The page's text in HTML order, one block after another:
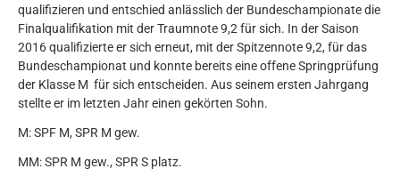
qualifizieren und entschied anlässlich der Bundeschampionate die
Finalqualifikation mit der Traumnote 9,2 für sich. In der Saison
2016 qualifizierte er sich erneut, mit der Spitzennote 9,2, für das
Bundeschampionat und konnte bereits eine offene Springprüfung
der Klasse M für sich entscheiden. Aus seinem ersten Jahrgang
stellte er im letzten Jahr einen gekörten Sohn.
M: SPF M, SPR M gew.
MM: SPR M gew., SPR S platz.